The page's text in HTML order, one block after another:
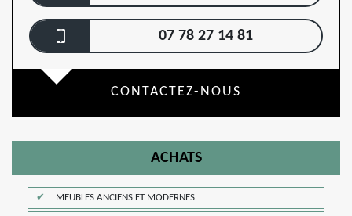
07 78 27 14 81
CONTACTEZ-NOUS
ACHATS
MEUBLES ANCIENS ET MODERNES